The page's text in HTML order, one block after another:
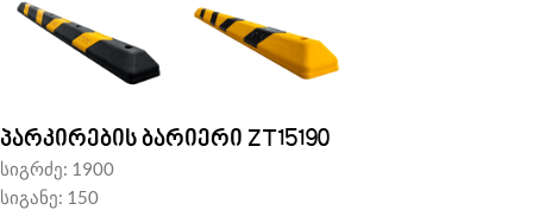
პარკირების ბარიერი ZT15190
სიგრძე: 1900
სიგანე: 150